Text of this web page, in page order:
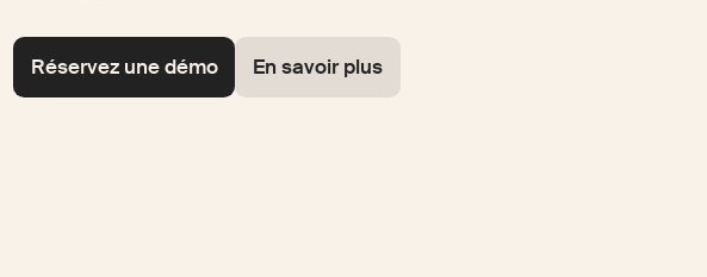
Réservez une démo En savoir plus